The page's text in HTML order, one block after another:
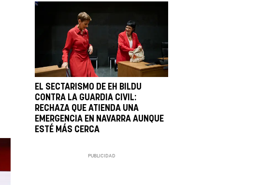
EL SECTARISMO DE EH BILDU
CONTRA LA GUARDIA CIVIL:
RECHAZA QUE ATIENDA UNA
EMERGENCIA EN NAVARRA AUNQUE
ESTÉ MÁS CERCA